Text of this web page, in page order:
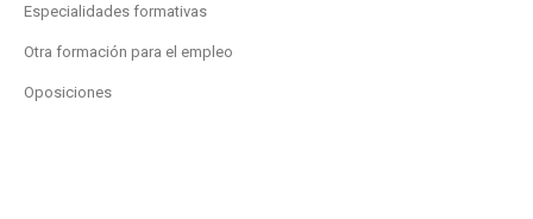
Especialidades formativas
Otra formación para el empleo
Oposiciones